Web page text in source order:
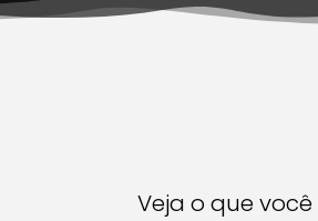
Veja o que